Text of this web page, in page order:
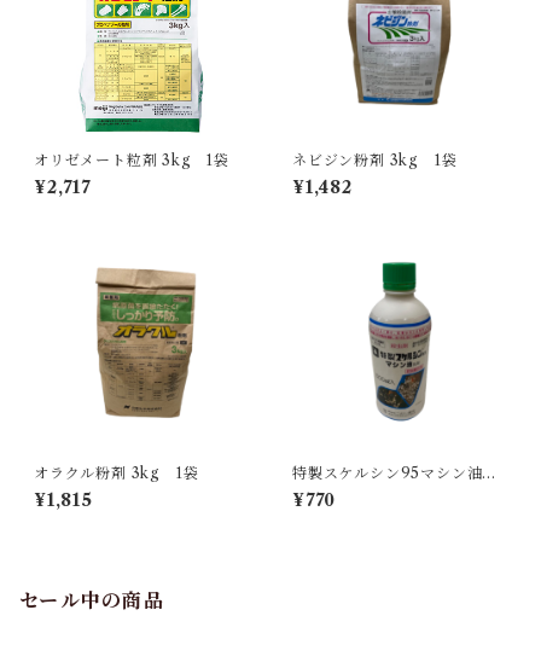
オリゼメート粒剤 3kg 1袋
¥2,717
ネビジン粉剤 3kg 1袋
¥1,482
オラクル粉剤 3kg 1袋
¥1,815
特製スケルシン95マシン油乳
剤 500ml 1本
¥770
セール中の商品